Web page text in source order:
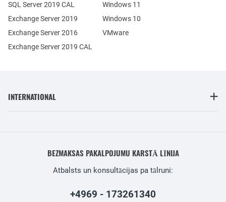
Exchange Server 2019
Exchange Server 2016
SQL Server 2019 CAL
Exchange Server 2019 CAL
Windows 11
Windows 10
VMware
INTERNATIONAL
BEZMAKSAS PAKALPOJUMU KARSTĀ LĪNIJA
Atbalsts un konsultācijas pa tālruni:
+4969 - 173261340